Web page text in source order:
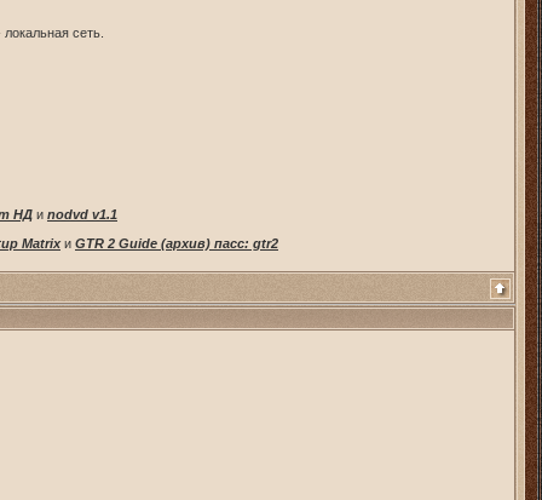
сеть.
НД и nodvd v1.1
Matrixи GTR 2 Guide (архив) пасс: gtr2